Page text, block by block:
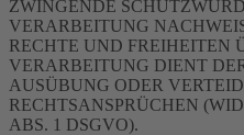
ZWINGENDE
VERARBEITUNG
RECHTE UND FREIHEITEN
VERARBEITUNG DIENT
AUSÜBUNG ODER
RECHTSANSPRÜCHEN
ABS. 1 DSGVO).